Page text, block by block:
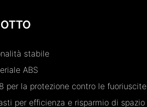
stabile
ABS
per la protezione contro le fuoriuscite
per efficienza e risparmio di spazio